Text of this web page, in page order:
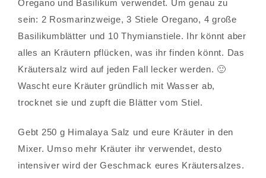
Oregano und Basilikum verwendet. Um genau zu
sein: 2 Rosmarinzweige, 3 Stiele Oregano, 4 große
Basilikumblätter und 10 Thymianstiele. Ihr könnt aber
alles an Kräutern pflücken, was ihr finden könnt. Das
Kräutersalz wird auf jeden Fall lecker werden. 🙂
Wascht eure Kräuter gründlich mit Wasser ab,
trocknet sie und zupft die Blätter vom Stiel.
Gebt 250 g Himalaya Salz und eure Kräuter in den
Mixer. Umso mehr Kräuter ihr verwendet, desto
intensiver wird der Geschmack eures Kräutersalzes.